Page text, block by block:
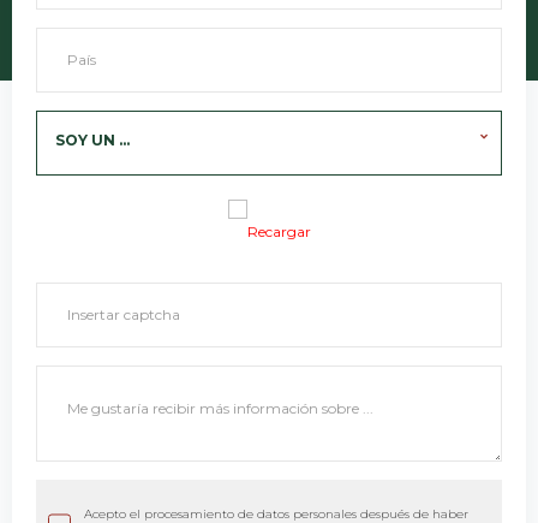
SOY UN ...
Recargar
Acepto el procesamiento de datos personales después de haber